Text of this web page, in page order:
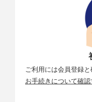
ご利用には会員登録と
お手続きについて確認